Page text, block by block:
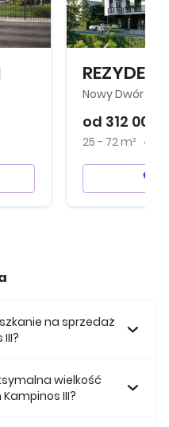
Nowy Dwór
od 312 000
25 - 72 m²
na sprzedaż
wielkość
III?